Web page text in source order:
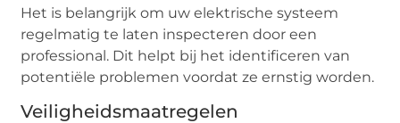
Het is belangrijk om uw elektrische systeem
regelmatig te laten inspecteren door een
professional. Dit helpt bij het identificeren van
potentiële problemen voordat ze ernstig worden.
Veiligheidsmaatregelen